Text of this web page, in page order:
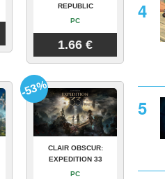
REPUBLIC
PC
1.66 €
CLAIR OBSCUR:
EXPEDITION 33
PC
-53%